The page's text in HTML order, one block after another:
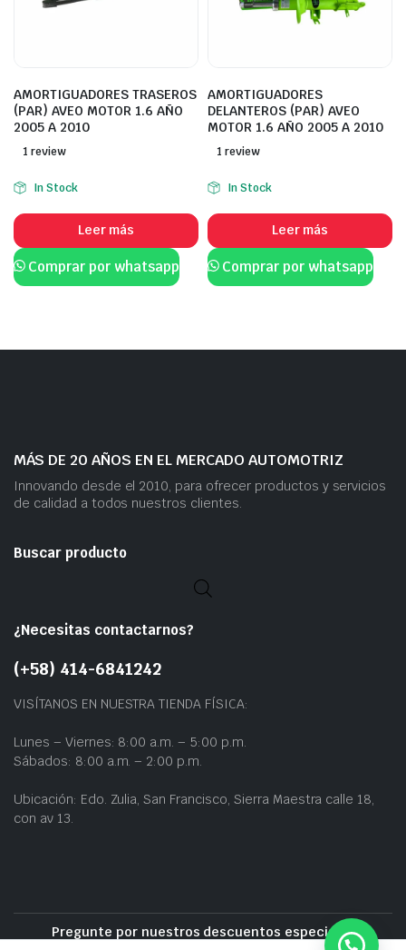
AMORTIGUADORES TRASEROS
(PAR) AVEO MOTOR 1.6 AÑO
2005 A 2010
1 review
In Stock
Leer más
Comprar por whatsapp
AMORTIGUADORES
DELANTEROS (PAR) AVEO
MOTOR 1.6 AÑO 2005 A 2010
1 review
In Stock
Leer más
Comprar por whatsapp
MÁS DE 20 AÑOS EN EL MERCADO AUTOMOTRIZ
Innovando desde el 2010, para ofrecer productos y servicios
de calidad a todos nuestros clientes.
Buscar producto
¿Necesitas contactarnos?
(+58) 414-6841242
VISÍTANOS EN NUESTRA TIENDA FÍSICA:
Lunes – Viernes: 8:00 a.m. – 5:00 p.m.
Sábados: 8:00 a.m. – 2:00 p.m.
Ubicación: Edo. Zulia, San Francisco, Sierra Maestra calle 18,
con av 13.
Pregunte por nuestros descuentos especiales